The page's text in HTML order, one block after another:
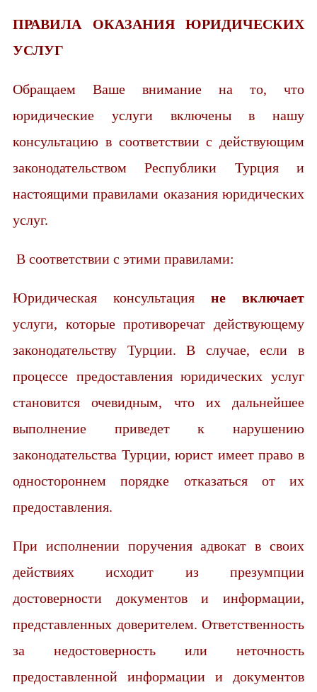
ПРАВИЛА ОКАЗАНИЯ ЮРИДИЧЕСКИХ
УСЛУГ
Обращаем Ваше внимание на то, что
юридические услуги включены в нашу
консультацию в соответствии с действующим
законодательством Республики Турция и
настоящими правилами оказания юридических
услуг.
В соответствии с этими правилами:
Юридическая консультация не включает
услуги, которые противоречат действующему
законодательству Турции. В случае, если в
процессе предоставления юридических услуг
становится очевидным, что их дальнейшее
выполнение приведет к нарушению
законодательства Турции, юрист имеет право в
одностороннем порядке отказаться от их
предоставления.
При исполнении поручения адвокат в своих
действиях исходит из презумпции
достоверности документов и информации,
представленных доверителем. Ответственность
за недостоверность или неточность
предоставленной информации и документов